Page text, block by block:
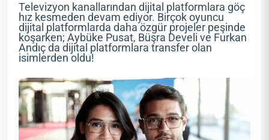
Televizyon kanallarından dijital platformlara göç
hız kesmeden devam ediyor. Birçok oyuncu
dijital platformlarda daha özgür projeler peşinde
koşarken; Aybüke Pusat, Büşra Develi ve Furkan
Andıç da dijital platformlara transfer olan
isimlerden oldu!